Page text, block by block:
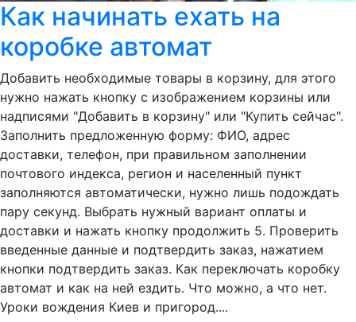
Как начинать ехать на
коробке автомат
Добавить необходимые товары в корзину, для этого
нужно нажать кнопку c изображением корзины или
надписями "Добавить в корзину" или "Купить сейчас".
Заполнить предложенную форму: ФИО, адрес
доставки, телефон, при правильном заполнении
почтового индекса, регион и населенный пункт
заполняются автоматически, нужно лишь подождать
пару секунд. Выбрать нужный вариант оплаты и
доставки и нажать кнопку продолжить 5. Проверить
введенные данные и подтвердить заказ, нажатием
кнопки подтвердить заказ. Как переключать коробку
автомат и как на ней ездить. Что можно, а что нет.
Уроки вождения Киев и пригород....